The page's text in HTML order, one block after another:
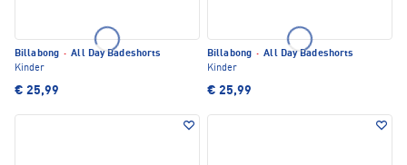
Billabong · All Day Badeshorts
Kinder
€ 25,99
Billabong · All Day Badeshorts
Kinder
€ 25,99